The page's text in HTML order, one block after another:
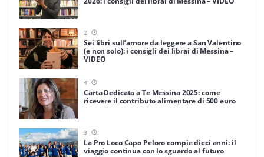
2'
Sei libri sull’amore da leggere a San Valentino
(e non solo): i consigli dei librai di Messina –
VIDEO
4'
Carta Dedicata a Te Messina 2025: come
ricevere il contributo alimentare di 500 euro
3'
La Pro Loco Capo Peloro compie dieci anni: il
viaggio continua con lo sguardo al futuro